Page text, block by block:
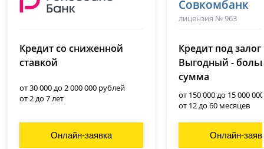
(Ренессанс Кредит)
лицензия № 3354
Кредит со сниженной
ставкой
от 30 000 до 2 000 000 рублей
от 2 до 7 лет
Онлайн-заявка
Совкомбанк
лицензия № 963
Кредит под залог
Выгодный -
сумма
от 150 000 до 15 000
от 12 до 60 месяцев
Онлайн-